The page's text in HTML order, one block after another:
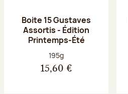
Boite 15 Gustaves
Assortis - Édition
Printemps-Été
Poids net :
195g
15,60 €